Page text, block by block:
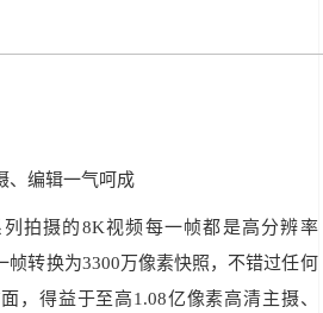
、编辑一气呵成
列拍摄的8K视频每一帧都是高分辨率
帧转换为3300万像素快照，不错过任何
，得益于至高1.08亿像素高清主摄、